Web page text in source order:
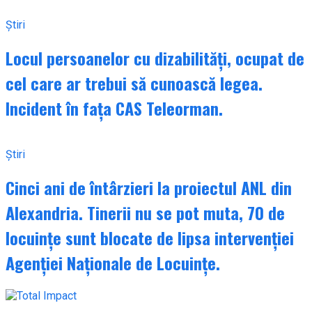
Știri
Locul persoanelor cu dizabilități, ocupat de
cel care ar trebui să cunoască legea.
Incident în fața CAS Teleorman.
Știri
Cinci ani de întârzieri la proiectul ANL din
Alexandria. Tinerii nu se pot muta, 70 de
locuințe sunt blocate de lipsa intervenției
Agenției Naționale de Locuințe.